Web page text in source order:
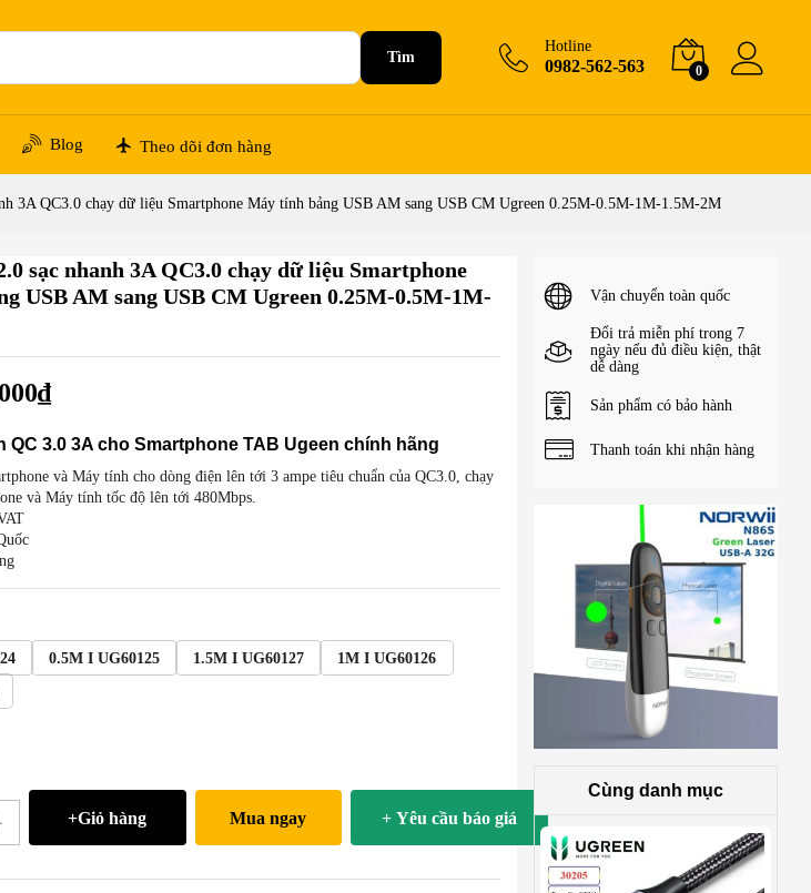
Tìm
Hotline
0982-562-563 0
Blog Theo dõi đơn hàng
3A QC3.0 chạy dữ liệu Smartphone Máy tính bảng USB AM sang USB CM Ugreen 0.25M-0.5M-1M-1.5M-2M
sạc nhanh 3A QC3.0 chạy dữ liệu Smartphone
USB AM sang USB CM Ugreen 0.25M-0.5M-1M-
₫
QC 3.0 3A cho Smartphone TAB Ugeen chính hãng
và Máy tính cho dòng điện lên tới 3 ampe tiêu chuẩn của QC3.0, chạy
và Máy tính tốc độ lên tới 480Mbps.
0.5M I UG60125 1.5M I UG60127
1M I UG60126
+Giỏ hàng Mua ngay + Yêu cầu báo giá
Vận chuyển toàn quốc
Đổi trả miễn phí trong 7
ngày nếu đủ điều kiện, thật
dễ dàng
Sản phẩm có bảo hành
Thanh toán khi nhận hàng
Cùng danh mục
120.000₫